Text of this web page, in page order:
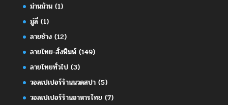
ม่านม้วน(1)
มู่ลี่(1)
ลายช้าง(12)
ลายไทย-สั่งพิมพ์(149)
ลายไทยทั่วไป(3)
วอลเปเปอร์ร้านนวดสปา(5)
วอลเปเปอร์ร้านอาหารไทย (7)